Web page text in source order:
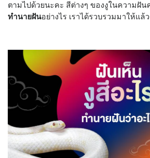
ตามไปด้วยนะคะ สีต่างๆ ของงูในความฝั
ทำนายฝันอย่างไร เราได้รวบรวมมาให้แล้